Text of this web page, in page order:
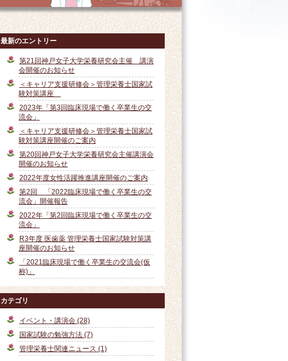
最新のエントリー
第21回神戸女子大学栄養研究会主催 講演
会開催のお知らせ
＜キャリア支援研修会＞管理栄養士国家試
験対策講座
2023年「第3回臨床現場で働く卒業生の交
流会」
＜キャリア支援研修会＞管理栄養士国家試
験対策講座開催のご案内
第20回神戸女子大学栄養研究会主催講演会
開催のお知らせ
2022年度女性活躍推進講座開催のご案内
第2回 「2022臨床現場で働く卒業生の交
流会」開催報告
2022年「第2回臨床現場で働く卒業生の交
流会」
R3年度 医歯薬 管理栄養士国家試験対策講
座開催のお知らせ
「2021臨床現場で働く卒業生の交流会(仮
称)」
カテゴリ
イベント・講演会 (28)
国家試験の勉強方法 (7)
管理栄養士関連ニュース (1)